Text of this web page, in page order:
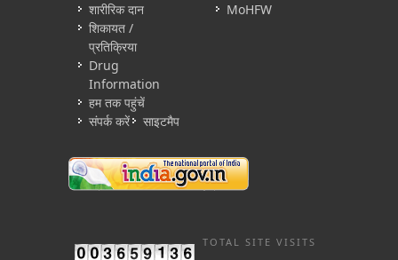
शारीरिक दान
शिकायत /
प्रतिक्रिया
Drug
Information
हम तक पहुंचें
संपर्क करें
साइटमैप
MoHFW
TOTAL SITE VISITS